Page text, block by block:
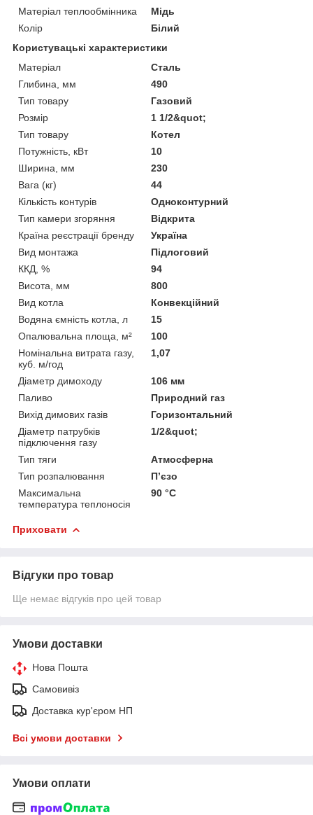
Матеріал теплообмінника
Мідь
Колір
Білий
Користувацькі характеристики
Матеріал
Сталь
Глибина, мм
490
Тип товару
Газовий
Розмір
1 1/2&quot;
Тип товару
Котел
Потужність, кВт
10
Ширина, мм
230
Вага (кг)
44
Кількість контурів
Одноконтурний
Тип камери згоряння
Відкрита
Країна реєстрації бренду
Україна
Вид монтажа
Підлоговий
ККД, %
94
Висота, мм
800
Вид котла
Конвекційний
Водяна ємність котла, л
15
Опалювальна площа, м²
100
Номінальна витрата газу,
куб. м/год
1,07
Діаметр димоходу
106 мм
Паливо
Природний газ
Вихід димових газів
Горизонтальний
Діаметр патрубків
підключення газу
1/2&quot;
Тип тяги
Атмосферна
Тип розпалювання
П’єзо
Максимальна
температура теплоносія
90 °C
Приховати
Відгуки про товар
Ще немає відгуків про цей товар
Умови доставки
Нова Пошта
Самовивіз
Доставка кур'єром НП
Всі умови доставки
Умови оплати